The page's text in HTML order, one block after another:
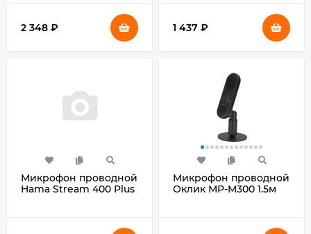
2 348 ₽ 1 437 ₽
Микрофон проводной
Hama Stream 400 Plus
Микрофон проводной
Оклик MP-M300 1.5м